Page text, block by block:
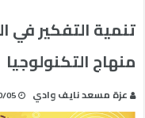
تنمية التفكير
منهاج التكنولوجيا
عزة مسعد نايف وادي 05